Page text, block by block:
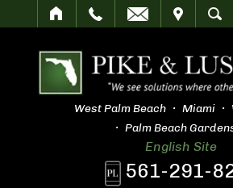
BUSCAR
West Palm Beach Miami
Palm Beach
English Site
561-291-